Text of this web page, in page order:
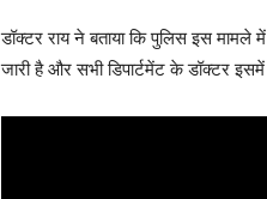
डॉक्टर राय ने बताया कि पुलिस इस
जारी है और सभी डिपार्टमेंट के डॉक्टर